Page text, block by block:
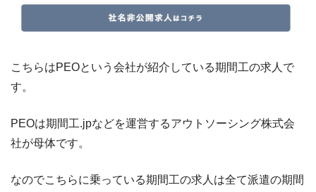
こちらはPEOという会社が紹介している期間工の求人で
す。
PEOは期間工.jpなどを運営するアウトソーシング株式会
社が母体です。
なのでこちらに乗っている期間工の求人は全て派遣の期間